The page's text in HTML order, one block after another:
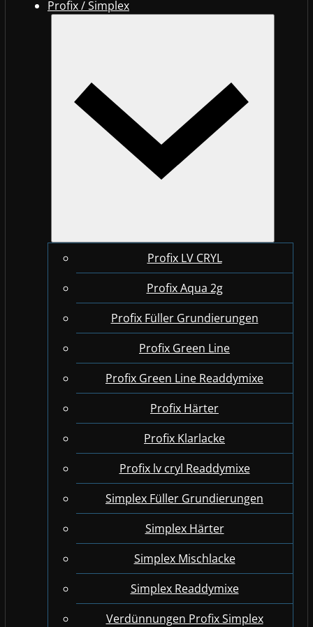
Profix / Simplex
Profix LV CRYL
Profix Aqua 2g
Profix Füller Grundierungen
Profix Green Line
Profix Green Line Readdymixe
Profix Härter
Profix Klarlacke
Profix lv cryl Readdymixe
Simplex Füller Grundierungen
Simplex Härter
Simplex Mischlacke
Simplex Readdymixe
Verdünnungen Profix Simplex